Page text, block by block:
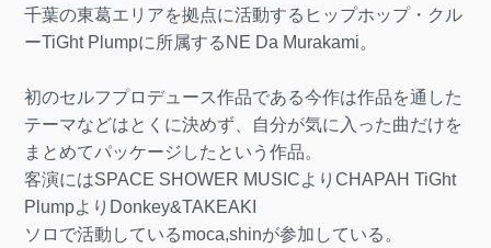
千葉の東葛エリアを拠点に活動するヒップホップ・クル
ーTiGht Plumpに所属するNE Da Murakami。
初のセルフプロデュース作品である今作は作品を通した
テーマなどはとくに決めず、自分が気に入った曲だけを
まとめてパッケージしたという作品。
客演にはSPACE SHOWER MUSICよりCHAPAH TiGht
PlumpよりDonkey&TAKEAKI
ソロで活動しているmoca,shinが参加している。